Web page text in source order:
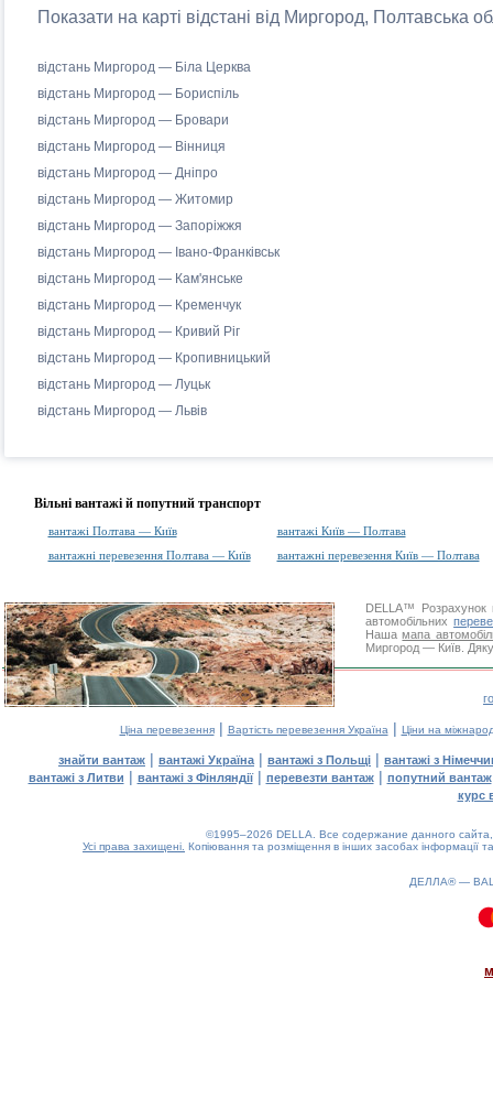
Показати на карті відстані від Миргород, Полтавська
відстань Миргород — Біла Церква
відстань Миргород — Бориспіль
відстань Миргород — Бровари
відстань Миргород — Вінниця
відстань Миргород — Дніпро
відстань Миргород — Житомир
відстань Миргород — Запоріжжя
відстань Миргород — Івано-Франківськ
відстань Миргород — Кам'янське
відстань Миргород — Кременчук
відстань Миргород — Кривий Ріг
відстань Миргород — Кропивницький
відстань Миргород — Луцьк
відстань Миргород — Львів
Вільні вантажі й попутний транспорт
вантажі Полтава — Київ
вантажі Київ — Полтава
вантажні перевезення Полтава — Київ
вантажні перевезення Київ — Полтава
DELLA™
Розрахунок
автомобільних
Нашамапа
Миргород — Київ.
Ціна перевезення| Вартість перевезення Україна | Ціни на
знайти вантаж | вантажі Україна | вантажі з Польщі | вантажі з
вантажі з Литви | вантажі з Фінляндії| перевезти вантаж| попутний вантаж
курс
©1995–2026 DELLA. Все содержание данного
Усі права захищені. Копіювання та розміщення в інших засобах інформації
ДЕЛЛА® —